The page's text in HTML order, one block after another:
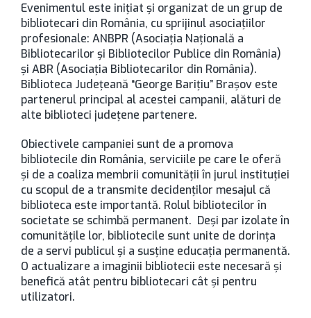
Evenimentul este inițiat și organizat de un grup de
bibliotecari din România, cu sprijinul asociațiilor
profesionale: ANBPR (Asociația Națională a
Bibliotecarilor și Bibliotecilor Publice din România)
și ABR (Asociația Bibliotecarilor din România).
Biblioteca Județeană “George Barițiu” Brașov este
partenerul principal al acestei campanii, alături de
alte biblioteci județene partenere.
Obiectivele campaniei sunt de a promova
bibliotecile din România, serviciile pe care le oferă
și de a coaliza membrii comunității în jurul instituției
cu scopul de a transmite decidenților mesajul că
biblioteca este importantă. Rolul bibliotecilor în
societate se schimbă permanent. Deși par izolate în
comunitățile lor, bibliotecile sunt unite de dorința
de a servi publicul și a susține educația permanentă.
O actualizare a imaginii bibliotecii este necesară și
benefică atât pentru bibliotecari cât și pentru
utilizatori.